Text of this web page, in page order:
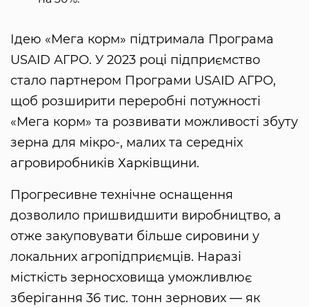
Ідею «Мега корм» підтримала Програма
USAID АГРО. У 2023 році підприємство
стало партнером Програми USAID АГРО,
щоб розширити переробні потужності
«Мега корм» та розвивати можливості збуту
зерна для мікро-, малих та середніх
агровиробників Харківщини.
Прогресивне технічне оснащення
дозволило пришвидшити виробництво, а
отже закуповувати більше сировини у
локальних агропідприємців. Наразі
місткість зерносховища уможливлює
зберігання 36 тис. тонн зернових — як